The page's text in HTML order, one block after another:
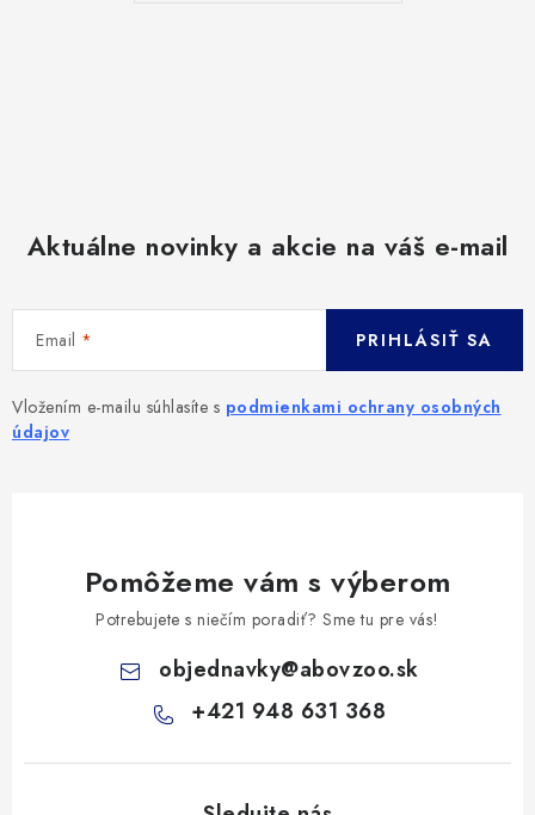
Aktuálne novinky a akcie na váš e-mail
Email
Vložením e-mailu súhlasíte s podmienkami ochrany osobných
údajov
PRIHLÁSIŤ SA
Pomôžeme vám s výberom
Potrebujete s niečím poradiť? Sme tu pre vás!
objednavky@abovzoo.sk
+421 948 631 368